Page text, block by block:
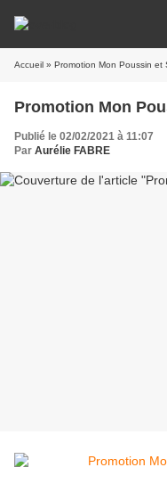
Accueil » Promotion Mon Poussin et
Promotion Mon
Publié le 02/02/2021 à 11:07
Par Aurélie FABRE